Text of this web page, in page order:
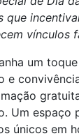
que
vínculos
um
e
Um espaço
únicos em